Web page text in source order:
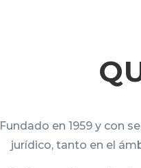
Fundado en 1959 y con
jurídico, tanto en el